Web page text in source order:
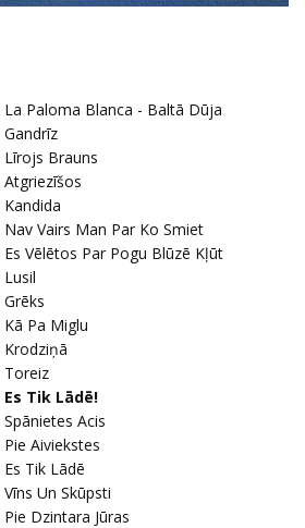
La Paloma Blanca - Baltā Dūja
Gandrīz
Līrojs Brauns
Atgriezīšos
Kandida
Nav Vairs Man Par Ko Smiet
Es Vēlētos Par Pogu Blūzē Kļūt
Lusil
Grēks
Kā Pa Miglu
Krodziņā
Toreiz
Es Tik Lādē!
Spānietes Acis
Pie Aiviekstes
Es Tik Lādē
Vīns Un Skūpsti
Pie Dzintara Jūras